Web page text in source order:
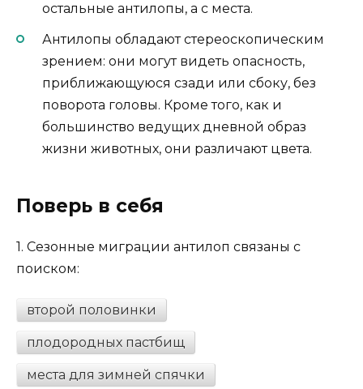
остальные антилопы, а с места.
Антилопы обладают стереоскопическим
зрением: они могут видеть опасность,
приближающуюся сзади или сбоку, без
поворота головы. Кроме того, как и
большинство ведущих дневной образ
жизни животных, они различают цвета.
Поверь в себя
1. Сезонные миграции антилоп связаны с
поиском:
второй половинки
плодородных пастбищ
места для зимней спячки